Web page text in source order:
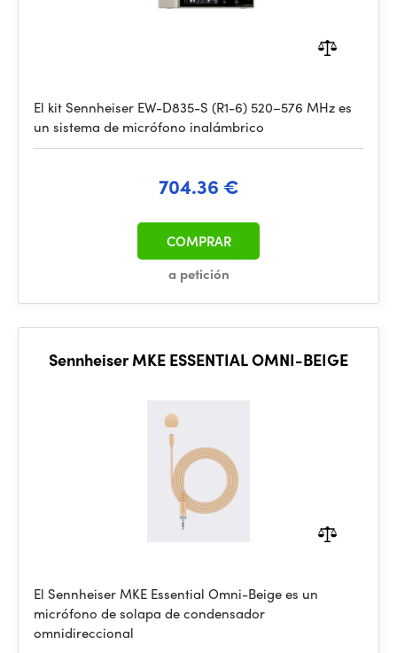
El kit Sennheiser EW-D835-S (R1-6) 520–576 MHz es
un sistema de micrófono inalámbrico
704.36 €
a petición
COMPRAR
Sennheiser MKE ESSENTIAL OMNI-BEIGE
El Sennheiser MKE Essential Omni-Beige es un
micrófono de solapa de condensador
omnidireccional